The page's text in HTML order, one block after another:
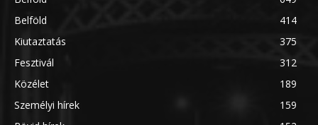
Belföld
414
Kiutaztatás
375
Fesztivál
312
Közélet
189
Személyi hírek
159